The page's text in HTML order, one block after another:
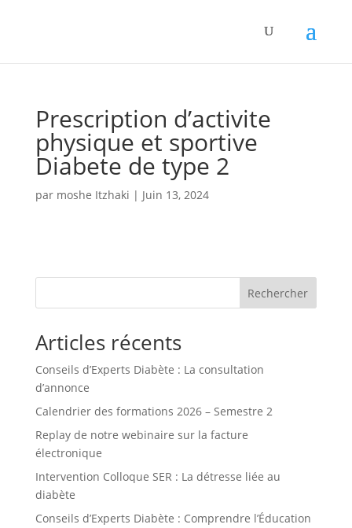
Prescription d’activite
physique et sportive
Diabete de type 2
par moshe Itzhaki | Juin 13, 2024
Rechercher
Articles récents
Conseils d’Experts Diabète : La consultation
d’annonce
Calendrier des formations 2026 – Semestre 2
Replay de notre webinaire sur la facture
électronique
Intervention Colloque SER : La détresse liée au
diabète
Conseils d’Experts Diabète : Comprendre l’Éducation